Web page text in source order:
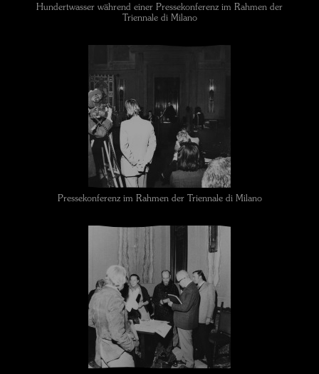
Hundertwasser während einer Pressekonferenz im Rahmen der
Triennale di Milano
Pressekonferenz im Rahmen der Triennale di Milano